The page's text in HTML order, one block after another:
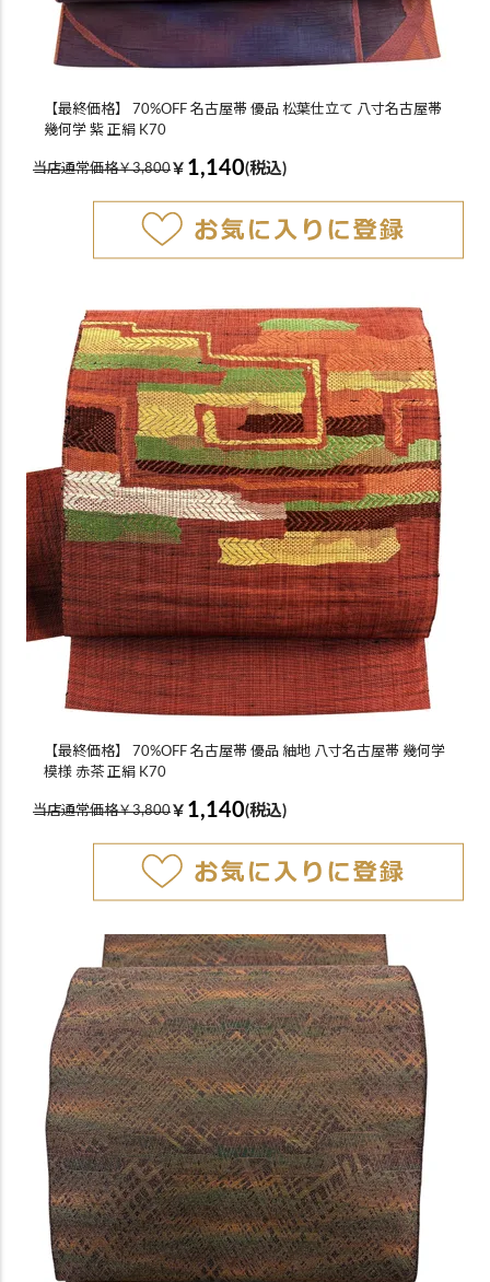
【最終価格】 70%OFF 名古屋帯 優品 松葉仕立て 八寸名古屋帯
幾何学 紫 正絹 K70
当店通常価格￥3,800￥ 1,140(税込)
【最終価格】 70%OFF 名古屋帯 優品 紬地 八寸名古屋帯 幾何学
模様 赤茶 正絹 K70
当店通常価格￥3,800￥ 1,140(税込)